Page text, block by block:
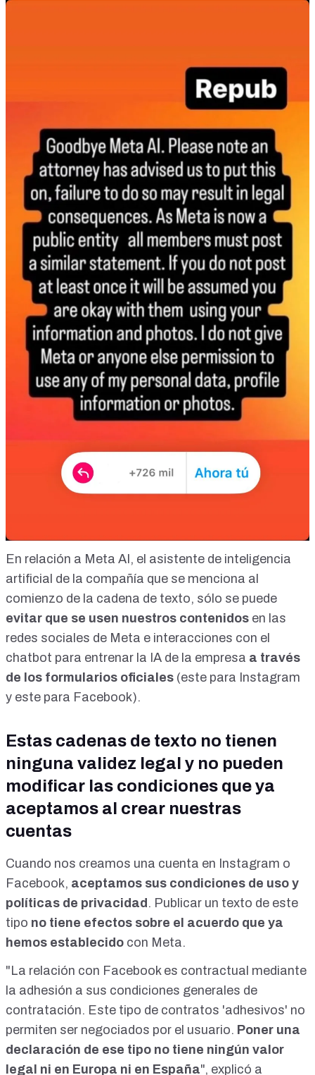
En relación a Meta AI, el asistente de inteligencia
artificial de la compañía que se menciona al
comienzo de la cadena de texto, sólo se puede
evitar que se usen nuestros contenidos en las
redes sociales de Meta e interacciones con el
chatbot para entrenar la IA de la empresa a través
de los formularios oficiales (este para Instagram
y este para Facebook).
Estas cadenas de texto no tienen
ninguna validez legal y no pueden
modificar las condiciones que ya
aceptamos al crear nuestras
cuentas
Cuando nos creamos una cuenta en Instagram o
Facebook, aceptamos sus condiciones de uso y
políticas de privacidad . Publicar un texto de este
tipo no tiene efectos sobre el acuerdo que ya
hemos establecido con Meta.
"La relación con Facebook es contractual mediante
la adhesión a sus condiciones generales de
contratación. Este tipo de contratos 'adhesivos' no
permiten ser negociados por el usuario. Poner una
declaración de ese tipo no tiene ningún valor
legal ni en Europa ni en España", explicó a